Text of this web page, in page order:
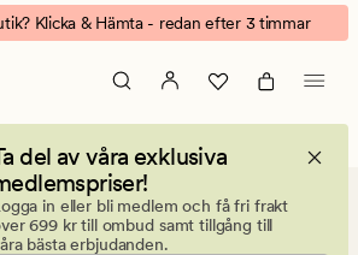
Klicka & Hämta - redan efter 3 timmar
del av våra exklusiva
in eller bli medlem och få fri frakt
699 kr till ombud samt tillgång till
bästa erbjudanden.
Kuddfodral